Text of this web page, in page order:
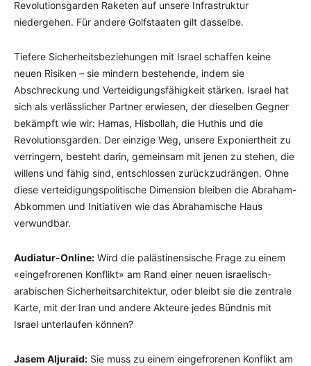
Revolutionsgarden Raketen auf unsere Infrastruktur
niedergehen. Für andere Golfstaaten gilt dasselbe.
Tiefere Sicherheitsbeziehungen mit Israel schaffen keine
neuen Risiken – sie mindern bestehende, indem sie
Abschreckung und Verteidigungsfähigkeit stärken. Israel hat
sich als verlässlicher Partner erwiesen, der dieselben Gegner
bekämpft wie wir: Hamas, Hisbollah, die Huthis und die
Revolutionsgarden. Der einzige Weg, unsere Exponiertheit zu
verringern, besteht darin, gemeinsam mit jenen zu stehen, die
willens und fähig sind, entschlossen zurückzudrängen. Ohne
diese verteidigungspolitische Dimension bleiben die Abraham-
Abkommen und Initiativen wie das Abrahamische Haus
verwundbar.
Audiatur-Online: Wird die palästinensische Frage zu einem
«eingefrorenen Konflikt» am Rand einer neuen israelisch-
arabischen Sicherheitsarchitektur, oder bleibt sie die zentrale
Karte, mit der Iran und andere Akteure jedes Bündnis mit
Israel unterlaufen können?
Jasem Aljuraid: Sie muss zu einem eingefrorenen Konflikt am